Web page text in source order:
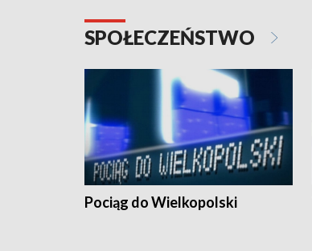
SPOŁECZEŃSTWO
Pociąg do Wielkopolski